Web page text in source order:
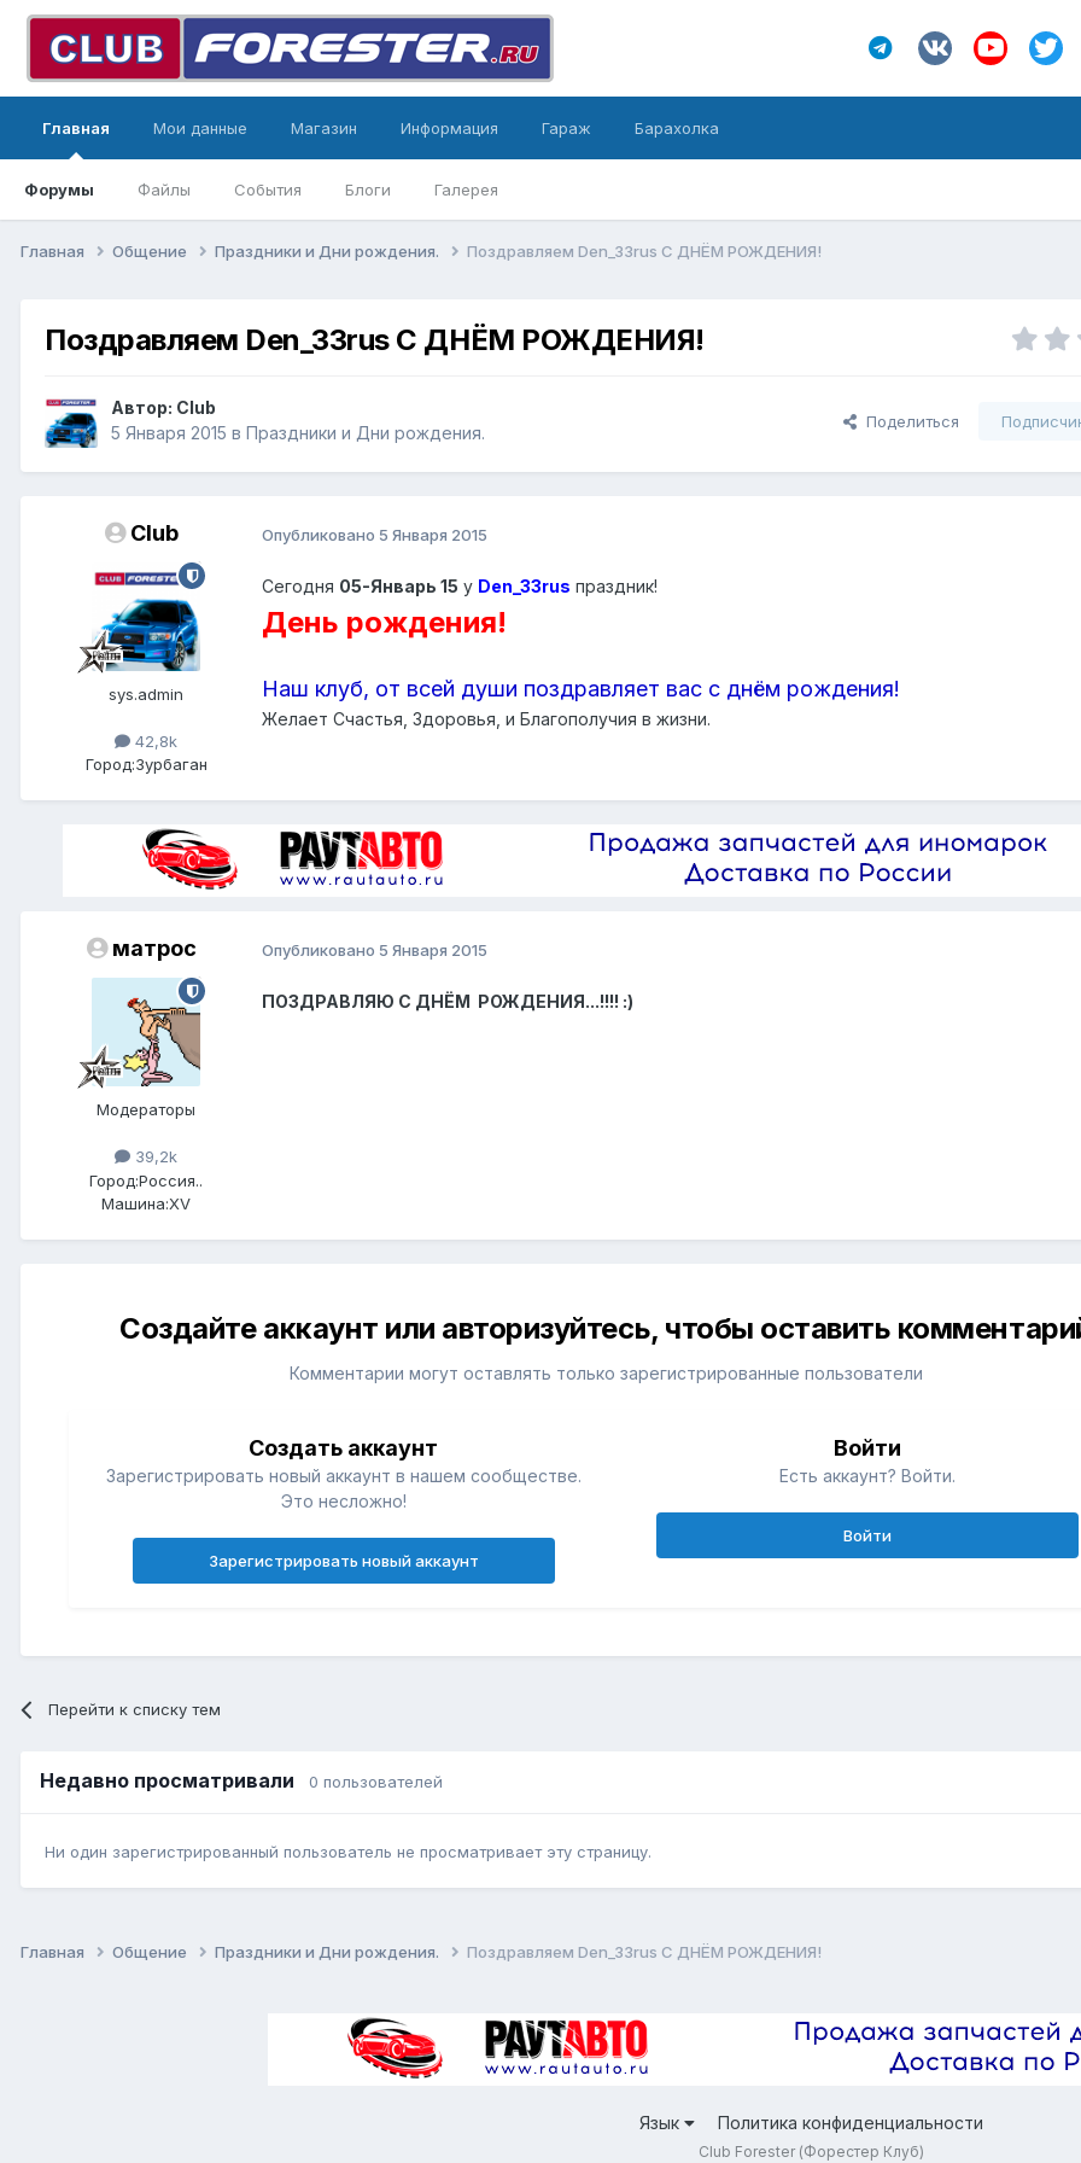
Главная
Форумы Файлы События Блоги Галерея
Мои данные Магазин Информация Гараж Барахолка
Главная Общение Праздники и Дни рождения. Поздравляем Den_33rus С ДНЁМ РОЖДЕНИЯ!
Поздравляем Den_33rus С ДНЁМ РОЖДЕНИЯ!
Автор: Club
5 Января 2015 в Праздники и Дни рождения.
Поделиться
Club
sys.admin
42,8k
Город:Зурбаган
Опубликовано 5 Января 2015
Сегодня 05-Январь 15 у Den_33rus праздник!
День рождения!
Наш клуб, от всей души поздравляет вас с днём рождения!
Желает Счастья, Здоровья, и Благополучия в жизни.
матрос
Модераторы
39,2k
Город:Россия..
Машина:XV
Опубликовано 5 Января 2015
ПОЗДРАВЛЯЮ С ДНЁМ РОЖДЕНИЯ...!!!! :)
Создайте аккаунт или авторизуйтесь, чтобы оставить
Комментарии могут оставлять только зарегистрированные пользователи
Создать аккаунт
Зарегистрировать новый аккаунт в нашем сообществе.
Это несложно!
Зарегистрировать новый аккаунт
Войти
Есть аккаунт? Войти.
Войти
Перейти к списку тем
Недавно просматривали 0 пользователей
Ни один зарегистрированный пользователь не просматривает эту страницу.
Главная Общение Праздники и Дни рождения. Поздравляем Den_33rus С ДНЁМ РОЖДЕНИЯ!
Язык Политика конфиденциальности
Club Forester (Форестер Клуб)